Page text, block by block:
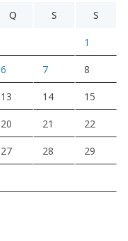
Q S S
1
6 7 8
13 14 15
20 21 22
27 28 29